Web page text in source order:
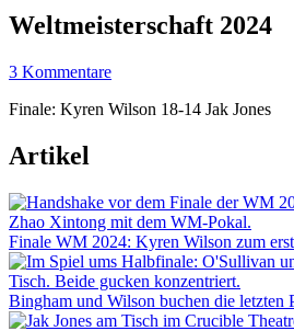
Weltmeisterschaft 2024
3 Kommentare
Finale: Kyren Wilson 18-14 Jak Jones
Artikel
Finale WM 2024: Kyren Wilson zum
Bingham und Wilson buchen die letzten